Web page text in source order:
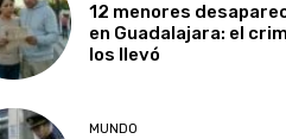
12 menores
en Guadalajara: el
los llevó
MUNDO